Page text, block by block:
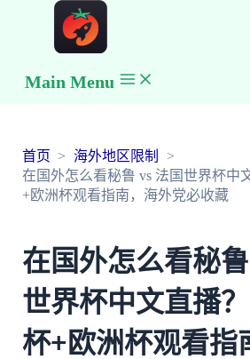
Main Menu
首页
海外地区限制
在国外怎么看秘鲁 vs 法国世界杯中
+欧洲杯观看指南，海外党必收藏
在国外怎么看秘
世界杯中文直播
杯+欧洲杯观看指